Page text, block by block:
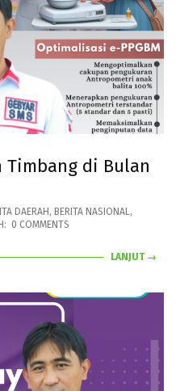
Timbang di Bulan
DAERAH, BERITA NASIONAL ,
0 COMMENTS
LANJUT →